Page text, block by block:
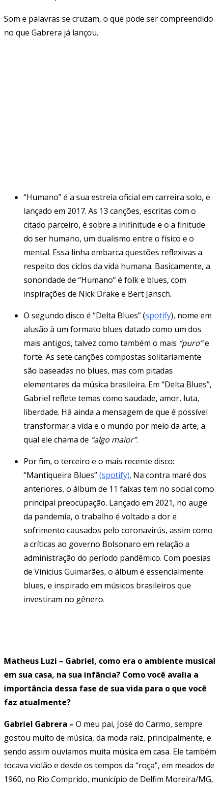
Som e palavras se cruzam, o que pode ser compreendido
no que Gabrera já lançou.
“Humano” é a sua estreia oficial em carreira solo, e
lançado em 2017. As 13 canções, escritas com o
citado parceiro, é sobre a inifinitude e o a finitude
do ser humano, um dualismo entre o físico e o
mental. Essa linha embarca questões reflexivas a
respeito dos ciclos da vida humana. Basicamente, a
sonoridade de “Humano” é folk e blues, com
inspirações de Nick Drake e Bert Jansch.
O segundo disco é “Delta Blues” (spotify), nome em
alusão à um formato blues datado como um dos
mais antigos, talvez como também o mais “puro”e
forte. As sete canções compostas solitariamente
são baseadas no blues, mas com pitadas
elementares da música brasileira. Em “Delta Blues”,
Gabriel reflete temas como saudade, amor, luta,
liberdade. Há ainda a mensagem de que é possível
transformar a vida e o mundo por meio da arte, a
qual ele chama de “algo maior”.
Por fim, o terceiro e o mais recente disco:
“Mantiqueira Blues”(spotify). Na contra maré dos
anteriores, o álbum de 11 faixas tem no social como
principal preocupação. Lançado em 2021, no auge
da pandemia, o trabalho é voltado a dor e
sofrimento causados pelo coronavirús, assim como
a críticas ao governo Bolsonaro em relação a
administração do período pandêmico. Com poesias
de Vinicius Guimarães, o álbum é essencialmente
blues, e inspirado em músicos brasileiros que
investiram no gênero.
Matheus Luzi – Gabriel, como era o ambiente musical
em sua casa, na sua infância? Como você avalia a
importância dessa fase de sua vida para o que você
faz atualmente?
Gabriel Gabrera – O meu pai, José do Carmo, sempre
gostou muito de música, da moda raiz, principalmente, e
sendo assim ouvíamos muita música em casa. Ele também
tocava violão e desde os tempos da “roça”, em meados de
1960, no Rio Comprido, município de Delfim Moreira/MG,